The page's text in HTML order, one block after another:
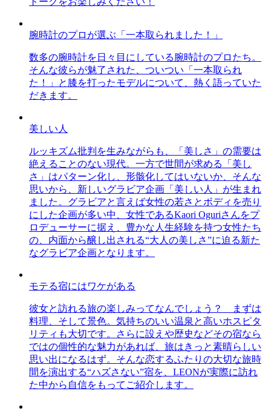
腕時計のプロが選ぶ「一本取られました！」
数多の腕時計を日々目にしている腕時計のプロたち。
そんな彼らが魅了された、ついつい「一本取られ
た！」と膝を打ったモデルについて、熱く語っていた
だきます。
美しい人
ルッキズム批判を生みながらも、「美しさ」の需要は
絶えることのない現代。一方で世間が求める「美し
さ」はパターン化し、形骸化してはいないか、そんな
思いから、新しいグラビア企画「美しい人」が生まれ
ました。グラビアと言えば女性の若さとボディを売り
にした企画が多い中、女性であるKaori Oguriさんをプ
ロデューサーに据え、豊かな人生経験を持つ女性たち
の、内面から醸し出される“大人の美しさ”に迫る新た
なグラビア企画となります。
モテる宿にはワケがある
彼女と訪れる旅の楽しみってなんでしょう？ まずは
料理、そして景色。気持ちのいい温泉と高いホスピタ
リティも大切です。さらに設えや歴史などその宿なら
ではの個性的な魅力があれば、旅はきっと素晴らしい
思い出になるはず。そんな恋するふたりの大切な旅時
間を演出する“ハズさない”宿を、LEONが実際に訪れ
た中から自信をもってご紹介します。